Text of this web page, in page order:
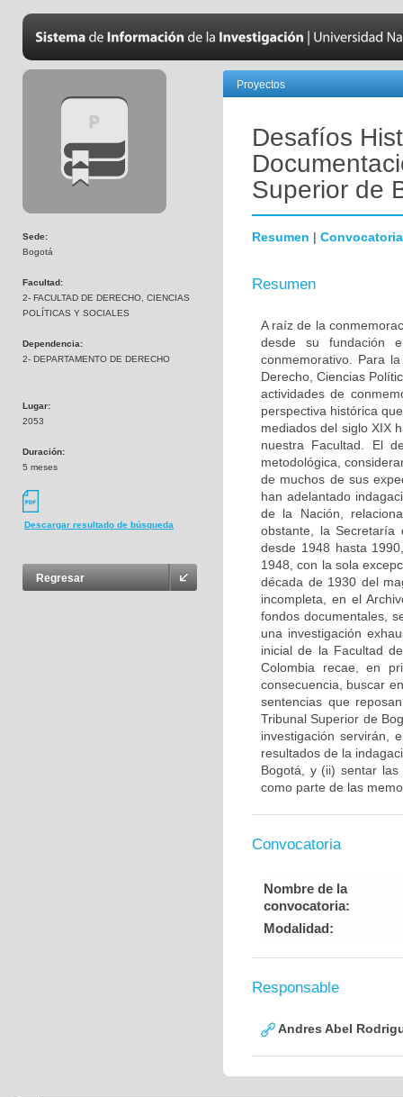
Sede:
Bogotá
Facultad:
2- FACULTAD DE DERECHO, CIENCIAS
POLÍTICAS Y SOCIALES
Dependencia:
2- DEPARTAMENTO DE DERECHO
Lugar:
2053
Duración:
5 meses
Descargar resultado de búsqueda
Regresar
Proyectos
Desafíos
Superior de
Resumen | Convocatoria
Resumen
A raíz de la
desde su fundación
conmemorativo. Para
Derecho, Ciencias
actividades de
perspectiva histórica
mediados del siglo XIX
nuestra Facultad. El
metodológica,
de muchos de sus
han adelantado
de la Nación,
obstante, la Secretaría
desde 1948 hasta
1948, con la sola
década de 1930 del
incompleta, en el
fondos documentales,
una investigación
inicial de la Facultad
Colombia recae, en
consecuencia, buscar
sentencias que
Tribunal Superior de
investigación servirán,
resultados de la
Bogotá, y (ii) sentar
como parte de las
Convocatoria
Nombre de la
convocatoria:
Modalidad:
Responsable
Andres Abel